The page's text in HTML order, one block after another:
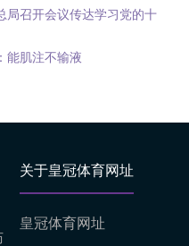
局召开会议传达学习党的十
能肌注不输液
关于皇冠体育网址
皇冠体育网址